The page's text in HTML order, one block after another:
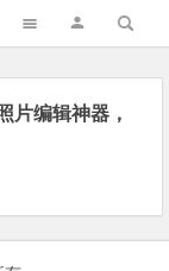
片编辑神器，